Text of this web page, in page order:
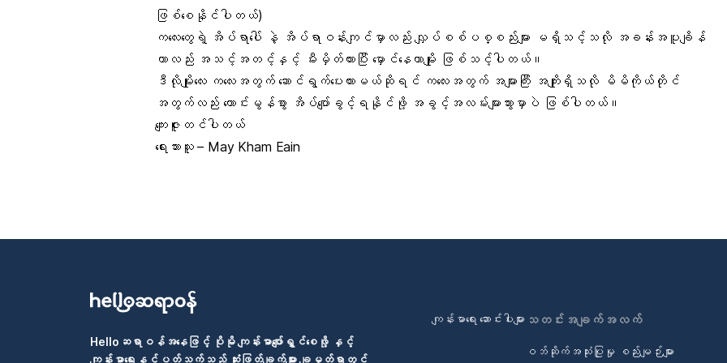
ဖြစ်စေနိုင်ပါတယ်)
ကလေးတွေရဲ့ အိပ်ရာပေါ် နဲ့ အိပ်ရာဝန်းကျင်မှာလည်း လျှပ်စစ်ပစ္စည်းများ မရှိသင့်သလို အခန်းအပူချိန်
ဟာလည်း အသင့်အတင့်နှင့် မီးမှိတ်ထားပြီး မှောင်နေတာမျိုး ဖြစ်သင့်ပါတယ်။
ဒီလိုမျိုးလေး ကလေးအတွက် ဆောင်ရွက်ပေးထားမယ်ဆိုရင် ကလေးအတွက် အများကြီး အကျိုးရှိသလို မိမိကိုယ်တိုင်
အတွက်လည်း ကောင်းမွန်စွာ အိပ်ပျော်ခွင့်ရနိုင်ဖို့ အခွင့်အလမ်းများသွားမှာပဲ ဖြစ်ပါတယ်။
ကျေးဇူးတင်ပါတယ်
‌ရေးသားသူ – May Kham Eain
Helloဆရာဝန်အနေဖြင့် ပိုမို ကျန်းမာပျော်ရွှင်စေဖို့ နှင့်
ကျန်းမာရေးနှင့်ပတ်သက်သည့် ဆုံးဖြတ်ချက်များ ချမှတ်ရာတွင်
ကျန်းမာရေး ဆောင်းပါးများသတင်းအချက်အလက်
ဝဘ်ဆိုက်အသုံးပြုမှု စည်းမျဉ်းများ